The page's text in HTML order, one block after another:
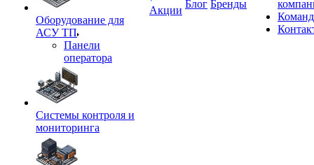
Оборудование для
АСУ ТП
Панели
оператора
Системы контроля и
мониторинга
Акции
Блог Бренды